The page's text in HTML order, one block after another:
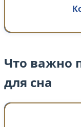
Что важно
для сна